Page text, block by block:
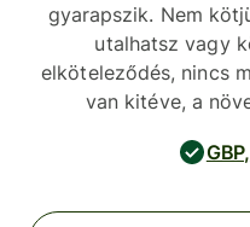
gyarapszik. Nem
utalhatsz vagy
elköteleződés, nincs
van kitéve, a